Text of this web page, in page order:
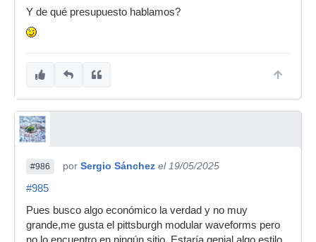
Y de qué presupuesto hablamos?
#986 por Sergio Sánchez el 19/05/2025
#985
Pues busco algo económico la verdad y no muy
grande,me gusta el pittsburgh modular waveforms pero